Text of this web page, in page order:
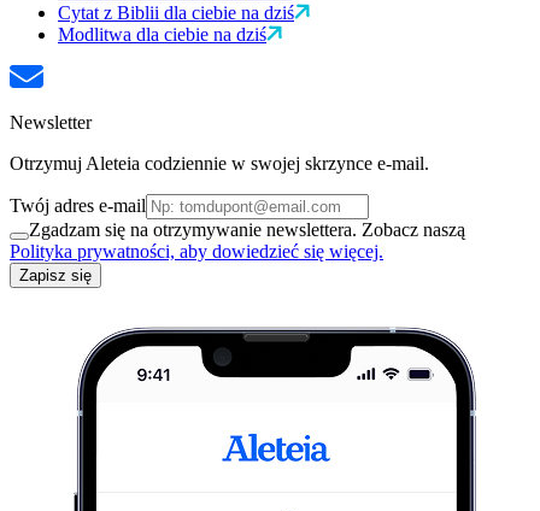
Cytat z Biblii dla ciebie na dziś
Modlitwa dla ciebie na dziś
Newsletter
Otrzymuj Aleteia codziennie w swojej skrzynce e-mail.
Twój adres e-mail
Zgadzam się na otrzymywanie newslettera. Zobacz naszą
Polityka prywatności, aby dowiedzieć się więcej.
Zapisz się